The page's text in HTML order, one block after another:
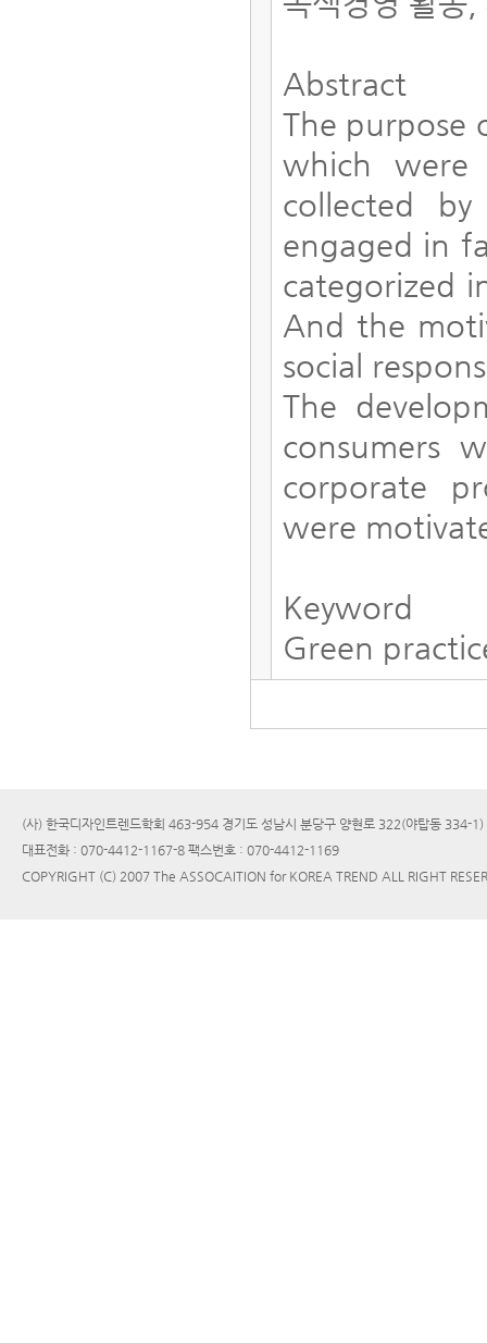
Abstract
The purpose
which were
collected
engaged in
categorized
And the
social
The
consumers
corporate
were
Keyword
Green
(사) 한국디자인트렌드학회 463-954 경기도 성남시 분당구 양현로 322(야탑동 334-
대표전화 : 070-4412-1167-8 팩스번호 : 070-4412-1169
COPYRIGHT (C) 2007 The ASSOCAITION for KOREA TREND ALL RIGHT